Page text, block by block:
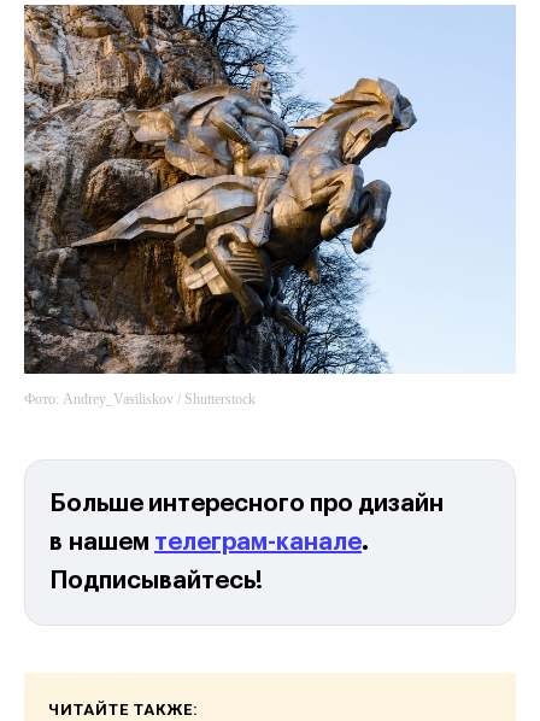
Фото: Andrey_Vasiliskov / Shutterstock
Больше интересного про дизайн
в нашем телеграм-канале.
Подписывайтесь!
ЧИТАЙТЕ ТАКЖЕ: